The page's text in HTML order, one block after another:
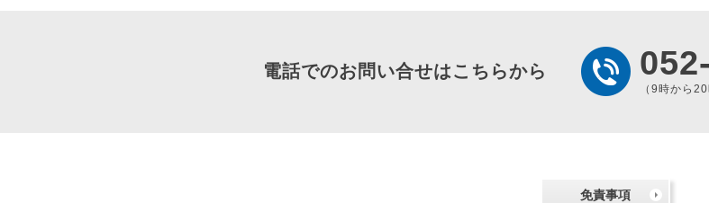
電話でのお問い合せはこちらから
（9時から
免責事項